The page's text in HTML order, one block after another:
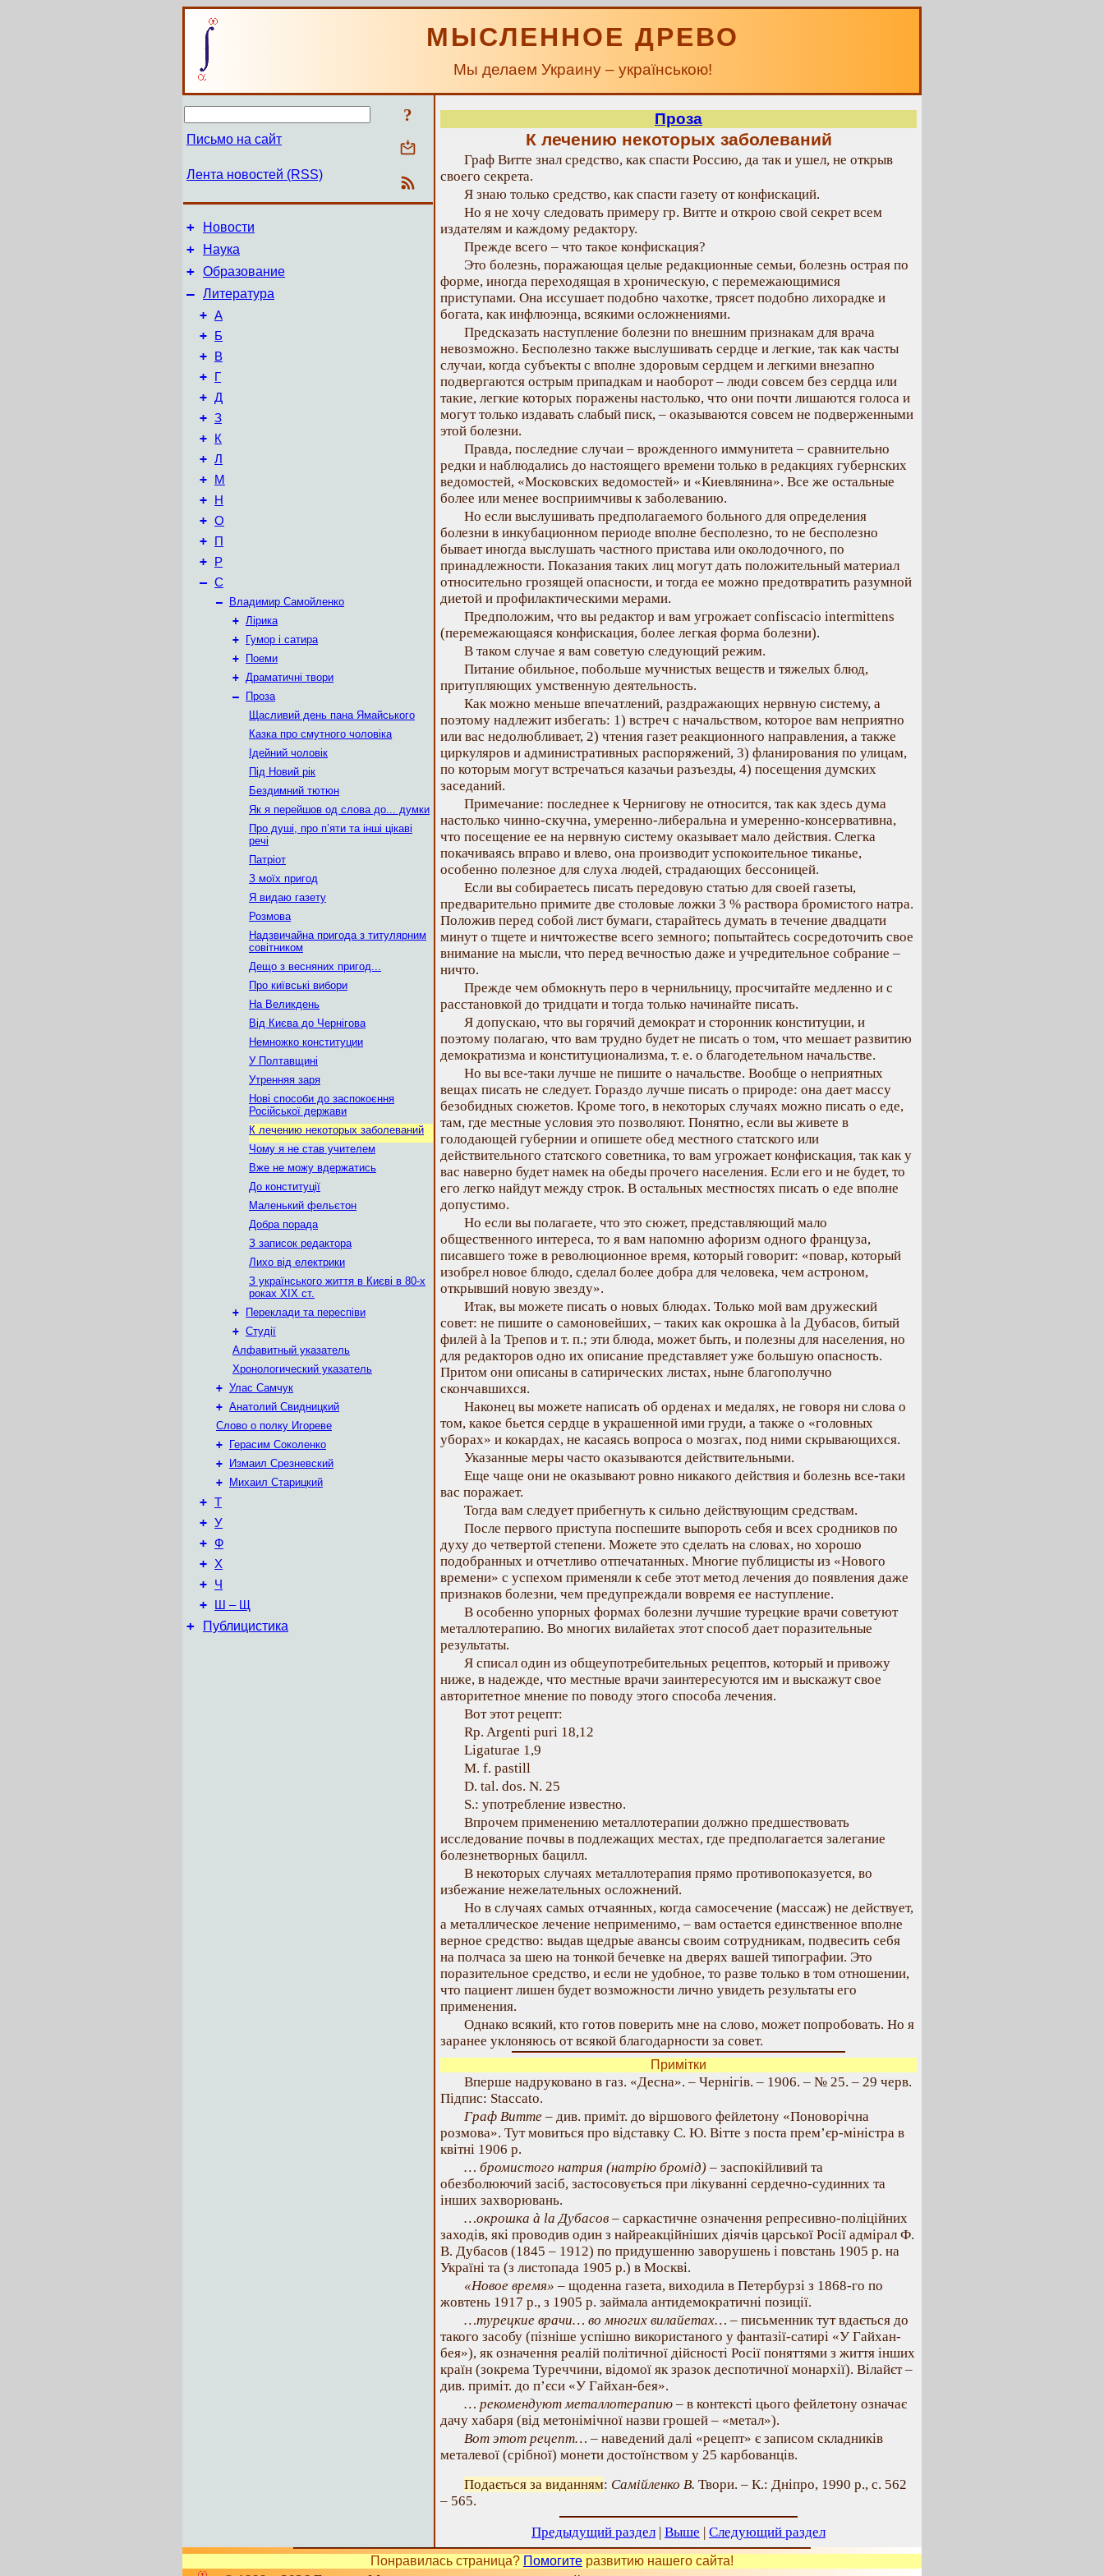
МЫСЛЕННОЕ ДРЕВО
Мы делаем Украину – українською!
?
Письмо на сайт
Лента новостей (RSS)
+ Новости
+ Наука
+ Образование
– Литература
+ А
+ Б
+ В
+ Г
+ Д
+ З
+ К
+ Л
+ М
+ Н
+ О
+ П
+ Р
– С
–
Владимир Самойленко
+ Лірика
+
Гумор і сатира
+
Поеми
+ Драматичні твори
–
Проза
Щасливий день пана Ямайського
Казка про смутного чоловіка
Ідейний чоловік
Під Новий рік
Бездимний тютюн
Як я перейшов од слова до... думки
Про душі, про п’яти та інші цікаві
речі
Патріот
З моїх пригод
Я видаю газету
Розмова
Надзвичайна пригода з титулярним
совітником
Дещо з весняних пригод...
Про київські вибори
На Великдень
Від Києва до Чернігова
Немножко конституции
У Полтавщині
Утренняя заря
Нові способи до заспокоєння
Російської держави
К лечению некоторых заболеваний
Чому я не став учителем
Вже не можу вдержатись
До конституції
Маленький фельєтон
Добра порада
З записок редактора
Лихо від електрики
З українського життя в Києві в 80-х
роках XIX ст.
+
Переклади та переспіви
+ Студії
Алфавитный указатель
Хронологический указатель
+ Улас Самчук
+ Анатолий Свидницкий
Слово о полку Игореве
+
Герасим Соколенко
+
Измаил Срезневский
+
Михаил Старицкий
+ Т
+ У
+ Ф
+ Х
+ Ч
+ Ш – Щ
+ Публицистика
Проза
К лечению некоторых заболеваний
Граф Витте знал средство, как спасти Россию, да так и ушел, не открыв
своего секрета.
Я знаю только средство, как спасти газету от конфискаций.
Но я не хочу следовать примеру гр. Витте и открою свой секрет всем
издателям и каждому редактору.
Прежде всего – что такое конфискация?
Это болезнь, поражающая целые редакционные семьи, болезнь острая по
форме, иногда переходящая в хроническую, с перемежающимися
приступами. Она иссушает подобно чахотке, трясет подобно лихорадке и
богата, как инфлюэнца, всякими осложнениями.
Предсказать наступление болезни по внешним признакам для врача
невозможно. Бесполезно также выслушивать сердце и легкие, так как часты
случаи, когда субъекты с вполне здоровым сердцем и легкими внезапно
подвергаются острым припадкам и наоборот – люди совсем без сердца или
такие, легкие которых поражены настолько, что они почти лишаются голоса и
могут только издавать слабый писк, – оказываются совсем не подверженными
этой болезни.
Правда, последние случаи – врожденного иммунитета – сравнительно
редки и наблюдались до настоящего времени только в редакциях губернских
ведомостей, «Московских ведомостей» и «Киевлянина». Все же остальные
более или менее восприимчивы к заболеванию.
Но если выслушивать предполагаемого больного для определения
болезни в инкубационном периоде вполне бесполезно, то не бесполезно
бывает иногда выслушать частного пристава или околодочного, по
принадлежности. Показания таких лиц могут дать положительный материал
относительно грозящей опасности, и тогда ее можно предотвратить разумной
диетой и профилактическими мерами.
Предположим, что вы редактор и вам угрожает confiscacio intermittens
(перемежающаяся конфискация, более легкая форма болезни).
В таком случае я вам советую следующий режим.
Питание обильное, побольше мучнистых веществ и тяжелых блюд,
притупляющих умственную деятельность.
Как можно меньше впечатлений, раздражающих нервную систему, а
поэтому надлежит избегать: 1) встреч с начальством, которое вам неприятно
или вас недолюбливает, 2) чтения газет реакционного направления, а также
циркуляров и административных распоряжений, 3) фланирования по улицам,
по которым могут встречаться казачьи разъезды, 4) посещения думских
заседаний.
Примечание: последнее к Чернигову не относится, так как здесь дума
настолько чинно-скучна, умеренно-либеральна и умеренно-консервативна,
что посещение ее на нервную систему оказывает мало действия. Слегка
покачиваясь вправо и влево, она производит успокоительное тиканье,
особенно полезное для слуха людей, страдающих бессоницей.
Если вы собираетесь писать передовую статью для своей газеты,
предварительно примите две столовые ложки 3 % раствора бромистого натра.
Положив перед собой лист бумаги, старайтесь думать в течение двадцати
минут о тщете и ничтожестве всего земного; попытайтесь сосредоточить свое
внимание на мысли, что перед вечностью даже и учредительное собрание –
ничто.
Прежде чем обмокнуть перо в чернильницу, просчитайте медленно и с
расстановкой до тридцати и тогда только начинайте писать.
Я допускаю, что вы горячий демократ и сторонник конституции, и
поэтому полагаю, что вам трудно будет не писать о том, что мешает развитию
демократизма и конституционализма, т. е. о благодетельном начальстве.
Но вы все-таки лучше не пишите о начальстве. Вообще о неприятных
вещах писать не следует. Гораздо лучше писать о природе: она дает массу
безобидных сюжетов. Кроме того, в некоторых случаях можно писать о еде,
там, где местные условия это позволяют. Понятно, если вы живете в
голодающей губернии и опишете обед местного статского или
действительного статского советника, то вам угрожает конфискация, так как у
вас наверно будет намек на обеды прочего населения. Если его и не будет, то
его легко найдут между строк. В остальных местностях писать о еде вполне
допустимо.
Но если вы полагаете, что это сюжет, представляющий мало
общественного интереса, то я вам напомню афоризм одного француза,
писавшего тоже в революционное время, который говорит: «повар, который
изобрел новое блюдо, сделал более добра для человека, чем астроном,
открывший новую звезду».
Итак, вы можете писать о новых блюдах. Только мой вам дружеский
совет: не пишите о самоновейших, – таких как окрошка à la Дубасов, битый
филей à la Трепов и т. п.; эти блюда, может быть, и полезны для населения, но
для редакторов одно их описание представляет уже большую опасность.
Притом они описаны в сатирических листах, ныне благополучно
скончавшихся.
Наконец вы можете написать об орденах и медалях, не говоря ни слова о
том, какое бьется сердце в украшенной ими груди, а также о «головных
уборах» и кокардах, не касаясь вопроса о мозгах, под ними скрывающихся.
Указанные меры часто оказываются действительными.
Еще чаще они не оказывают ровно никакого действия и болезнь все-таки
вас поражает.
Тогда вам следует прибегнуть к сильно действующим средствам.
После первого приступа поспешите выпороть себя и всех сродников по
духу до четвертой степени. Можете это сделать на словах, но хорошо
подобранных и отчетливо отпечатанных. Многие публицисты из «Нового
времени» с успехом применяли к себе этот метод лечения до появления даже
признаков болезни, чем предупреждали вовремя ее наступление.
В особенно упорных формах болезни лучшие турецкие врачи советуют
металлотерапию. Во многих вилайетах этот способ дает поразительные
результаты.
Я списал один из общеупотребительных рецептов, который и привожу
ниже, в надежде, что местные врачи заинтересуются им и выскажут свое
авторитетное мнение по поводу этого способа лечения.
Вот этот рецепт:
Rp. Argenti puri 18,12
Ligaturae 1,9
М. f. pastill
D. tal. dos. N. 25
S.: употребление известно.
Впрочем применению металлотерапии должно предшествовать
исследование почвы в подлежащих местах, где предполагается залегание
болезнетворных бацилл.
В некоторых случаях металлотерапия прямо противопоказуется, во
избежание нежелательных осложнений.
Но в случаях самых отчаянных, когда самосечение (массаж) не действует,
а металлическое лечение неприменимо, – вам остается единственное вполне
верное средство: выдав щедрые авансы своим сотрудникам, подвесить себя
на полчаса за шею на тонкой бечевке на дверях вашей типографии. Это
поразительное средство, и если не удобное, то разве только в том отношении,
что пациент лишен будет возможности лично увидеть результаты его
применения.
Однако всякий, кто готов поверить мне на слово, может попробовать. Но я
заранее уклоняюсь от всякой благодарности за совет.
Примітки
Вперше надруковано в газ. «Десна». – Чернігів. – 1906. – № 25. – 29 черв.
Підпис: Staccato.
Граф Витте – див. приміт. до віршового фейлетону «Поноворічна
розмова». Тут мовиться про відставку С. Ю. Вітте з поста прем’єр-міністра в
квітні 1906 р.
… бромистого натрия (натрію бромід) – заспокійливий та
обезболюючий засіб, застосовується при лікуванні сердечно-судинних та
інших захворювань.
…окрошка à la Дубасов – саркастичне означення репресивно-поліційних
заходів, які проводив один з найреакційніших діячів царської Росії адмірал Ф.
В. Дубасов (1845 – 1912) по придушенню заворушень і повстань 1905 р. на
Україні та (з листопада 1905 р.) в Москві.
«Новое время» – щоденна газета, виходила в Петербурзі з 1868-го по
жовтень 1917 р., з 1905 р. займала антидемократичні позиції.
…турецкие врачи… во многих вилайетах… – письменник тут вдається до
такого засобу (пізніше успішно використаного у фантазії-сатирі «У Гайхан-
бея»), як означення реалій політичної дійсності Росії поняттями з життя інших
країн (зокрема Туреччини, відомої як зразок деспотичної монархії). Вілайєт –
див. приміт. до п’єси «У Гайхан-бея».
… рекомендуют металлотерапию – в контексті цього фейлетону означає
дачу хабаря (від метонімічної назви грошей – «метал»).
Вот этот рецепт… – наведений далі «рецепт» є записом складників
металевої (срібної) монети достоїнством у 25 карбованців.
Подається за виданням: Самійленко В. Твори. – К.: Дніпро, 1990 р., с. 562
– 565.
Предыдущий раздел | Выше | Следующий раздел
Понравилась страница? Помогите развитию нашего сайта!